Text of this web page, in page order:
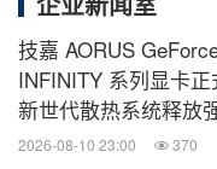
技嘉 AORUS
INFINITY 系列显卡
新世代散热系统释放
2026-08-10 23:00 370